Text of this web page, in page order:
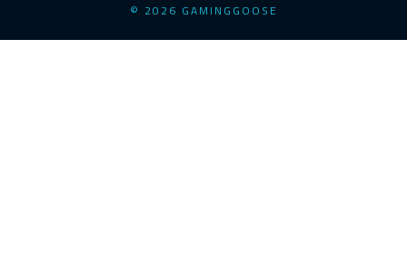
© 2026 GAMINGGOOSE